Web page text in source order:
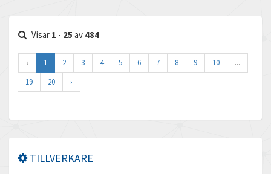
Visar 1 - 25 av 484
‹ 1 2 3 4 5 6 7 8 9 10
...
19
20 ›
TILLVERKARE